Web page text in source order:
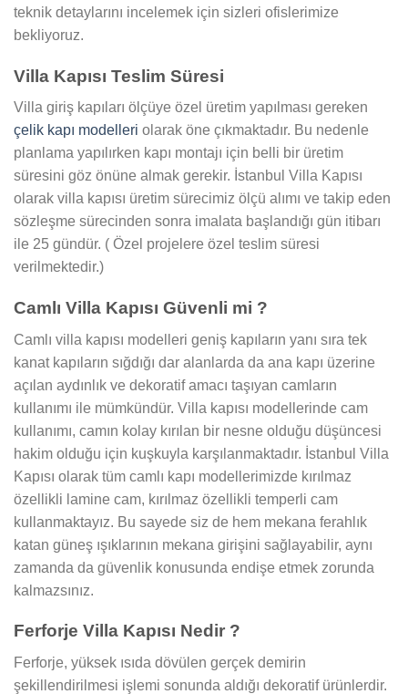
teknik detaylarını incelemek için sizleri ofislerimize
bekliyoruz.
Villa Kapısı Teslim Süresi
Villa giriş kapıları ölçüye özel üretim yapılması gereken
çelik kapı modelleri olarak öne çıkmaktadır. Bu nedenle
planlama yapılırken kapı montajı için belli bir üretim
süresini göz önüne almak gerekir. İstanbul Villa Kapısı
olarak villa kapısı üretim sürecimiz ölçü alımı ve takip eden
sözleşme sürecinden sonra imalata başlandığı gün itibarı
ile 25 gündür. ( Özel projelere özel teslim süresi
verilmektedir.)
Camlı Villa Kapısı Güvenli mi ?
Camlı villa kapısı modelleri geniş kapıların yanı sıra tek
kanat kapıların sığdığı dar alanlarda da ana kapı üzerine
açılan aydınlık ve dekoratif amacı taşıyan camların
kullanımı ile mümkündür. Villa kapısı modellerinde cam
kullanımı, camın kolay kırılan bir nesne olduğu düşüncesi
hakim olduğu için kuşkuyla karşılanmaktadır. İstanbul Villa
Kapısı olarak tüm camlı kapı modellerimizde kırılmaz
özellikli lamine cam, kırılmaz özellikli temperli cam
kullanmaktayız. Bu sayede siz de hem mekana ferahlık
katan güneş ışıklarının mekana girişini sağlayabilir, aynı
zamanda da güvenlik konusunda endişe etmek zorunda
kalmazsınız.
Ferforje Villa Kapısı Nedir ?
Ferforje, yüksek ısıda dövülen gerçek demirin
şekillendirilmesi işlemi sonunda aldığı dekoratif ürünlerdir.